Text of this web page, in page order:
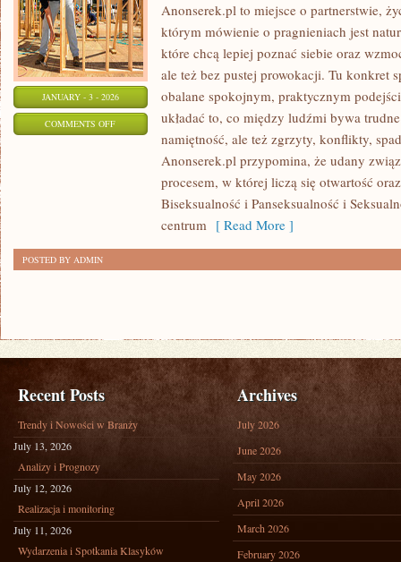
JANUARY - 3 - 2026
COMMENTS OFFON
Anonserek.pl to miejsce o partnerstwie,
którym mówienie o pragnieniach jest
które chcą lepiej poznać siebie oraz
ale też bez pustej prowokacji. Tu konkret
obalane spokojnym, praktycznym
układać to, co między ludźmi bywa
namiętność, ale też zgrzyty, konflikty,
Anonserek.pl przypomina, że udany
procesem, w której liczą się otwartość
Biseksualność i Panseksualność i
centrum [ Read More ]
POSTED BY ADMIN
Recent Posts
Trendy i Nowości w Branży
July 13, 2026
Analizy i Prognozy
July 12, 2026
Realizacja i monitoring
July 11, 2026
Wydarzenia i Spotkania Klasyków
Archives
July 2026
June 2026
May 2026
April 2026
March 2026
February 2026